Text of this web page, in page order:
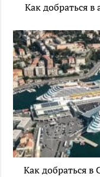
Как добраться в
Как добраться в